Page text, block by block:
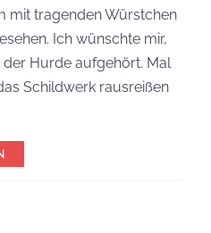
mit tragenden Würstchen
Ich wünschte mir,
der Hurde aufgehört. Mal
Schildwerk rausreißen